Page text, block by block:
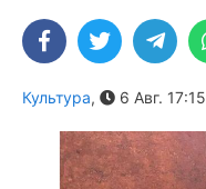
Культура, 6 Авг. 17:15